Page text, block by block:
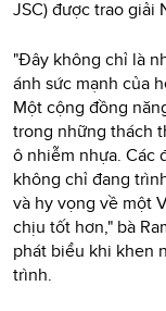
JSC) được trao giải
"Đây không chỉ là
ánh sức mạnh của
Một cộng đồng
trong những thách
ô nhiễm nhựa. Các
không chỉ đang
và hy vọng về một
chịu tốt hơn," bà
phát biểu khi khen
trình.